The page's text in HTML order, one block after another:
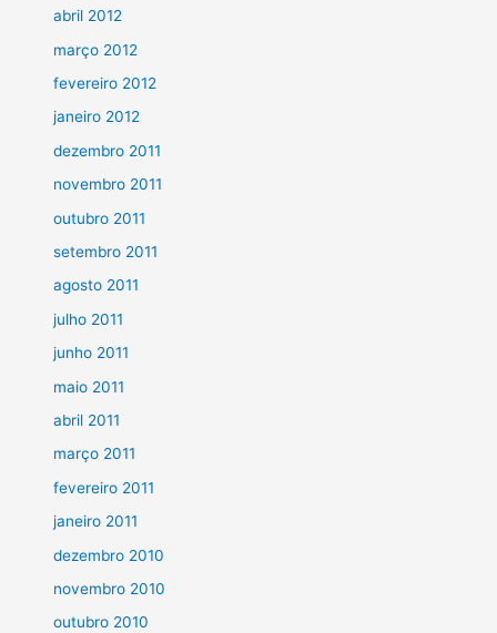
abril 2012
março 2012
fevereiro 2012
janeiro 2012
dezembro 2011
novembro 2011
outubro 2011
setembro 2011
agosto 2011
julho 2011
junho 2011
maio 2011
abril 2011
março 2011
fevereiro 2011
janeiro 2011
dezembro 2010
novembro 2010
outubro 2010